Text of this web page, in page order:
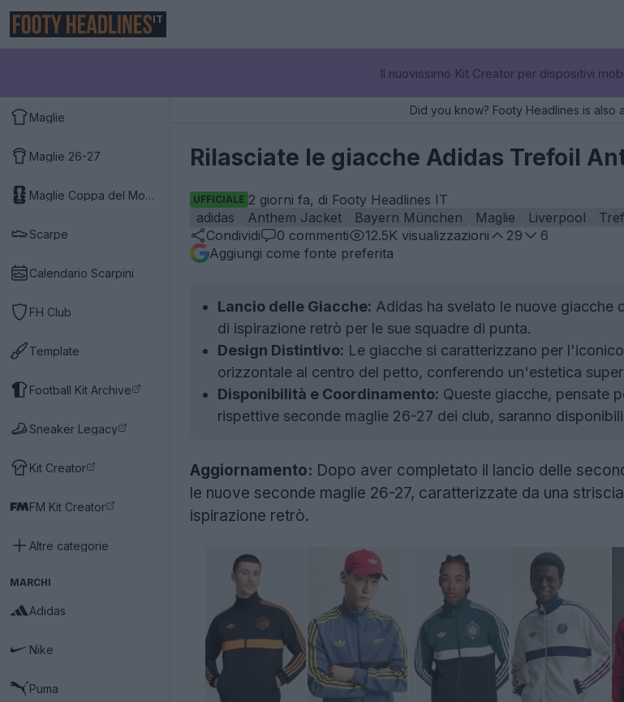
IT
Il nuovissimo Kit Creator per dispositivi
Maglie
Maglie 26-27
Maglie Coppa del Mondo 2026
Scarpe
Calendario Scarpini
FH Club
Template
Football Kit Archive
Sneaker Legacy
Kit Creator
FM Kit Creator
Altre categorie
MARCHI
Adidas
Nike
Puma
Did you know? Footy Headlines is also
Rilasciate le giacche Adidas Trefoil
UFFICIALE 2 giorni fa, di Footy Headlines IT
adidas
Anthem Jacket Bayern München Maglie Liverpool
Condividi
0 commenti 12.5K visualizzazioni 29
6
Aggiungi come fonte preferita
Lancio delle Giacche: Adidas ha svelato le nuove giacche
di ispirazione retrò per le sue squadre di punta.
Design Distintivo: Le giacche si caratterizzano per
orizzontale al centro del petto, conferendo un'estetica
Disponibilità e Coordinamento: Queste giacche, pensate
rispettive seconde maglie 26-27 dei club, saranno
Aggiornamento: Dopo aver completato il lancio delle
le nuove seconde maglie 26-27, caratterizzate da una
ispirazione retrò.